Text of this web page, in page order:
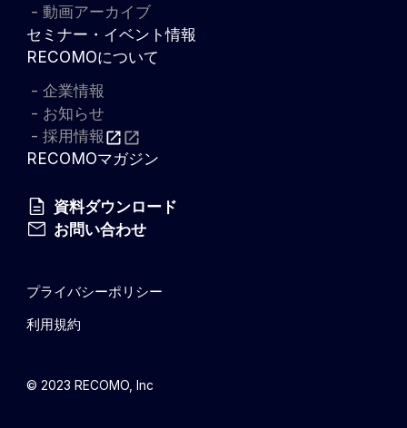
動画アーカイブ
セミナー・イベント情報
RECOMOについて
企業情報
お知らせ
採用情報
RECOMOマガジン
資料ダウンロード
お問い合わせ
プライバシーポリシー
利用規約
© 2023 RECOMO, Inc